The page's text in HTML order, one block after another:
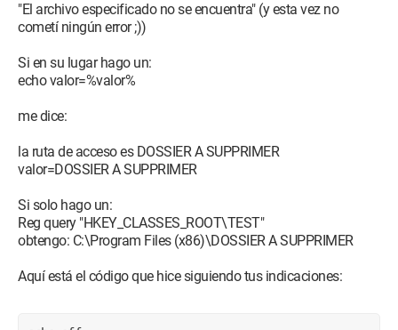
"El archivo especificado no se encuentra" (y esta vez no
cometí ningún error ;))
Si en su lugar hago un:
echo valor=%valor%
me dice:
la ruta de acceso es DOSSIER A SUPPRIMER
valor=DOSSIER A SUPPRIMER
Si solo hago un:
Reg query "HKEY_CLASSES_ROOT\TEST"
obtengo: C:\Program Files (x86)\DOSSIER A SUPPRIMER
Aquí está el código que hice siguiendo tus indicaciones: